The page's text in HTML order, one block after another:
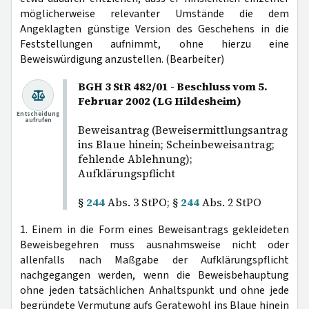
möglicherweise relevanter Umstände die dem
Angeklagten günstige Version des Geschehens in die
Feststellungen aufnimmt, ohne hierzu eine
Beweiswürdigung anzustellen. (Bearbeiter)
BGH 3 StR 482/01 - Beschluss vom 5.
Februar 2002 (LG Hildesheim)
Beweisantrag (Beweisermittlungsantrag
ins Blaue hinein; Scheinbeweisantrag;
fehlende Ablehnung);
Aufklärungspflicht
§ 244Abs. 3 StPO; § 244Abs. 2 StPO
Entscheidung
aufrufen
1. Einem in die Form eines Beweisantrags gekleideten
Beweisbegehren muss ausnahmsweise nicht oder
allenfalls nach Maßgabe der Aufklärungspflicht
nachgegangen werden, wenn die Beweisbehauptung
ohne jeden tatsächlichen Anhaltspunkt und ohne jede
begründete Vermutung aufs Geratewohl ins Blaue hinein